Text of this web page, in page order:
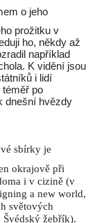
o jeho
prožitku v
ho, někdy až
například
K vidění jsou
i lidí
téměř po
dnešní hvězdy
sbírky je
okrajově při
i v cizině (v
a new world,
světových
Švédský žebřík).